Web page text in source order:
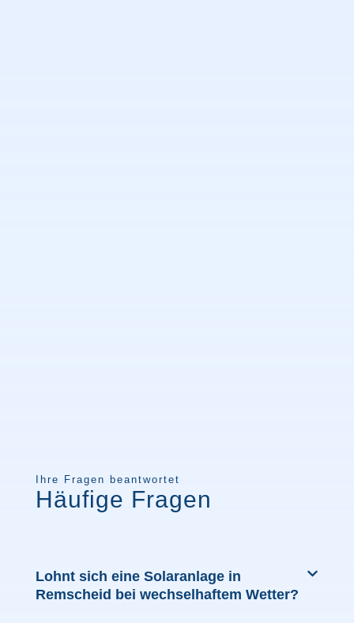
Ihre Fragen beantwortet
Häufige Fragen
Lohnt sich eine Solaranlage in
Remscheid bei wechselhaftem Wetter?